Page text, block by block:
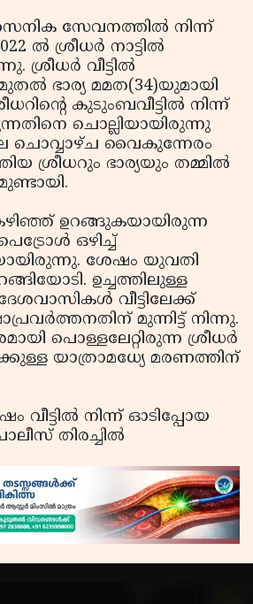
സേവനത്തില്‍ നിന്ന്
ല്‍ ശ്രീധര്‍ നാട്ടില്‍
ശ്രീധര്‍ വീട്ടില്‍
ഭാര്യ മമത(34)യുമായി
കുടുംബവീട്ടില്‍ നിന്ന്
ചൊല്ലിയായിരുന്നു
ചൊവ്വാഴ്ച വൈകുന്നേരം
ശ്രീധറും ഭാര്യയും തമ്മില്‍
കഴിഞ്ഞ് ഉറങ്ങുകയായിരുന്ന
ഒഴിച്ച്
ശേഷം യുവതി
ഉച്ചത്തിലുള്ള
വീട്ടിലേക്ക്
മുന്നിട്ട് നിന്നു.
പൊള്ളലേറ്റിരുന്ന ശ്രീധര്‍
യാത്രാമധ്യേ മരണത്തിന്
വീട്ടില്‍ നിന്ന് ഓടിപ്പോയ
തിരച്ചില്‍